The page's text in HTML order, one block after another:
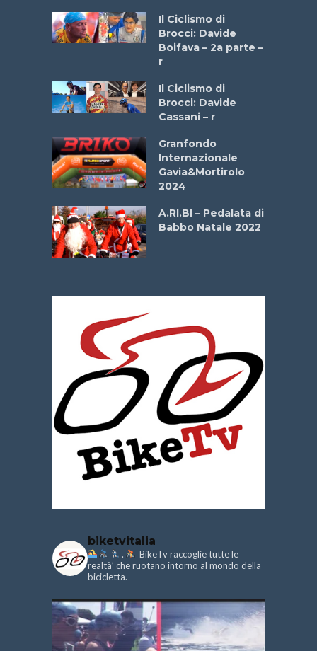
Il Ciclismo di
Brocci: Davide
Boifava – 2a parte –
r
Il Ciclismo di
Brocci: Davide
Cassani – r
Granfondo
Internazionale
Gavia&Mortirolo
2024
A.RI.BI – Pedalata di
Babbo Natale 2022
biketvitalia
.
BikeTv raccoglie tutte le
realtà’ che ruotano intorno al mondo della
bicicletta.